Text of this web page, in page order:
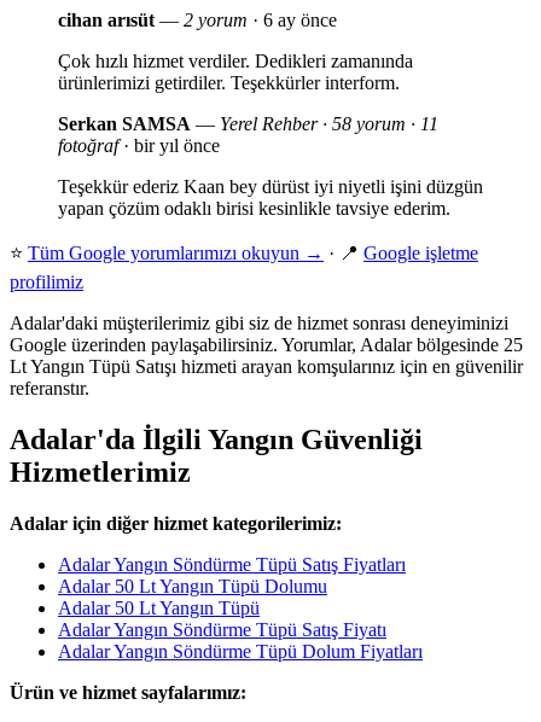
cihan arısüt— 2 yorum · 6 ay önce
Çok hızlı hizmet verdiler. Dedikleri zamanında
ürünlerimizi getirdiler. Teşekkürler interform.
Serkan SAMSA — Yerel Rehber · 58 yorum · 11
fotoğraf· bir yıl önce
Teşekkür ederiz Kaan bey dürüst iyi niyetli işini düzgün
yapan çözüm odaklı birisi kesinlikle tavsiye ederim.
⭐ Tüm Google yorumlarımızı okuyun → · 📍 Google işletme
profilimiz
Adalar'daki müşterilerimiz gibi siz de hizmet sonrası deneyiminizi
Google üzerinden paylaşabilirsiniz. Yorumlar, Adalar bölgesinde 25
Lt Yangın Tüpü Satışı hizmeti arayan komşularınız için en güvenilir
referanstır.
Adalar'da İlgili Yangın Güvenliği
Hizmetlerimiz
Adalar için diğer hizmet kategorilerimiz:
Adalar Yangın Söndürme Tüpü Satış Fiyatları
Adalar 50 Lt Yangın Tüpü Dolumu
Adalar 50 Lt Yangın Tüpü
Adalar Yangın Söndürme Tüpü Satış Fiyatı
Adalar Yangın Söndürme Tüpü Dolum Fiyatları
Ürün ve hizmet sayfalarımız: